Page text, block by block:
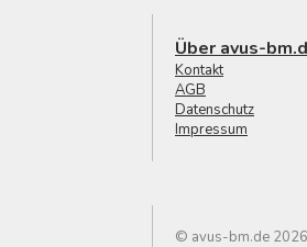
Über avus-
Kontakt
AGB
Datenschutz
Impressum
© avus-bm.de 2026